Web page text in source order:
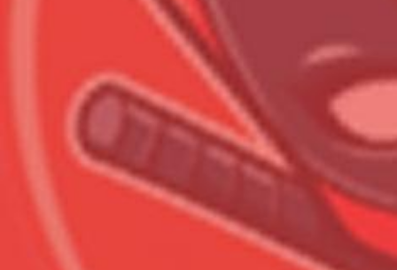
Всего позиций в корзине
Всего товара в корзине
Сумма к оплате (без